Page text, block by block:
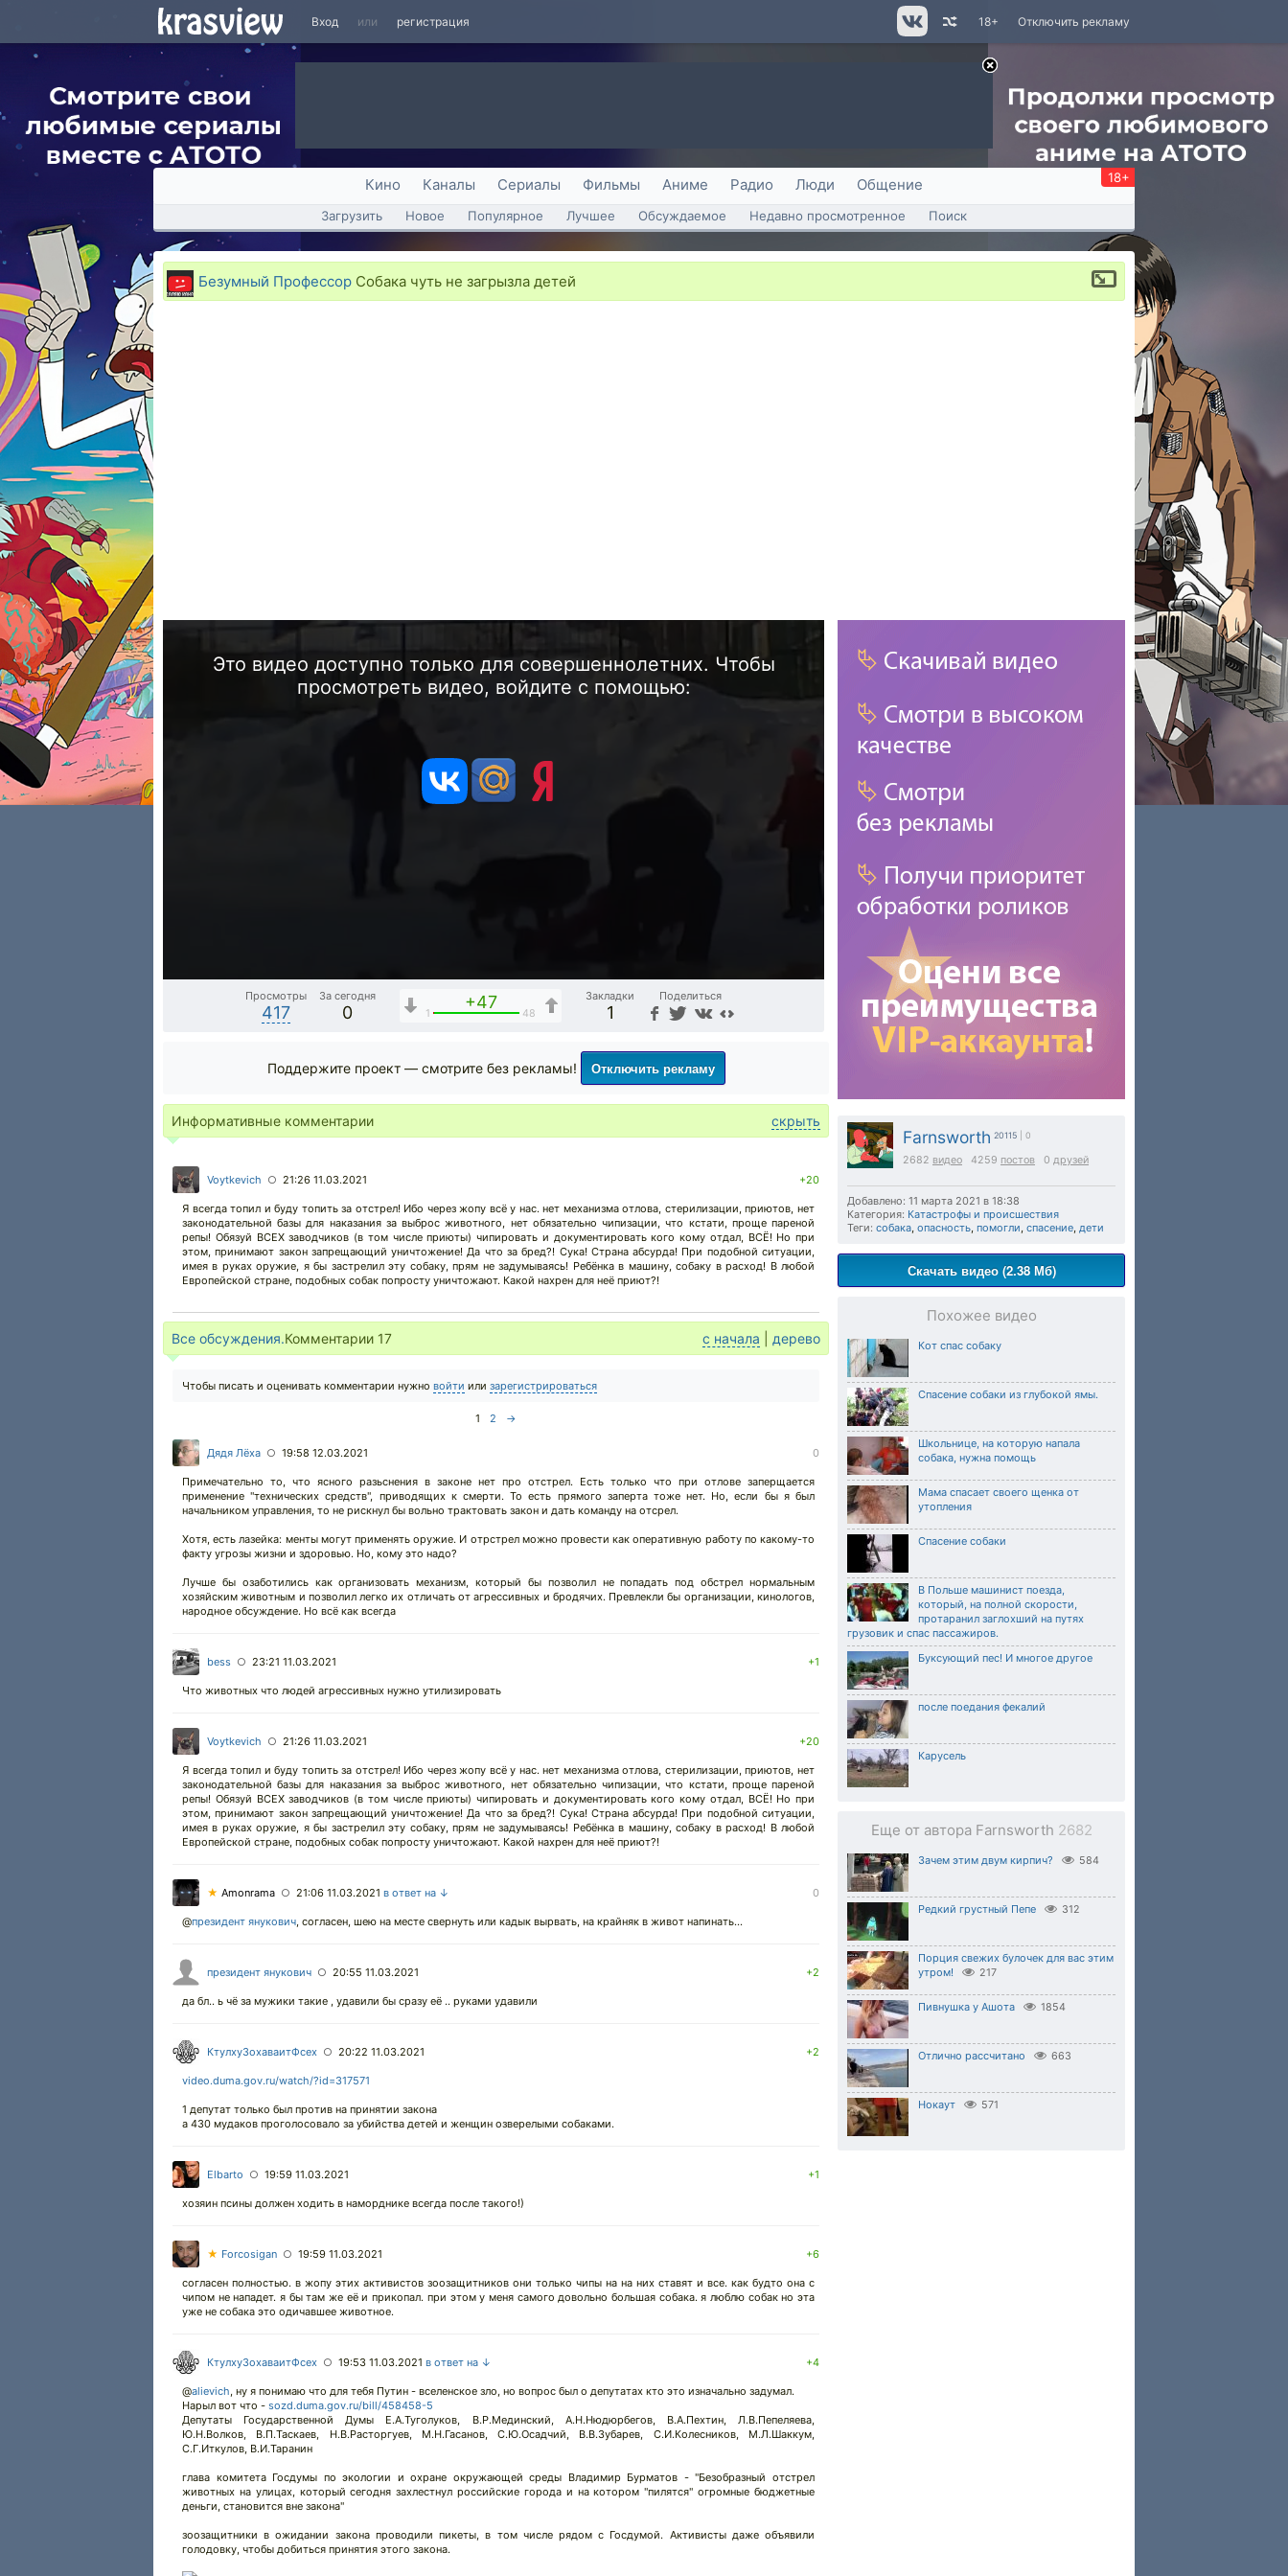
Вход или регистрация Отключить рекламу
18+
Кино Каналы Сериалы Фильмы Аниме Радио Люди Общение 18+
Загрузить Новое Популярное Лучшее Обсуждаемое Недавно просмотренное Поиск
Безумный Профессор Собака чуть не загрызла детей
Это видео доступно только для совершеннолетних. Чтобы
просмотреть видео, войдите с помощью:
Просмотры
417
За сегодня
0
+47
1 48
Закладки
1
Поделиться
Farnsworth 20115 | 0
2682 видео 4259 постов 0 друзей
Добавлено: 11 марта 2021 в 18:38
Категория: Катастрофы и происшествия
Теги: собака, опасность, помогли, спасение, дети
Скачать видео (2.38 Мб)
Похожее видео
Кот спас собаку
Спасение собаки из глубокой ямы.
Школьнице, на которую напала
собака, нужна помощь
Мама спасает своего щенка от
утопления
Спасение собаки
В Польше машинист поезда,
который, на полной скорости,
протаранил заглохший на путях
грузовик и спас пассажиров.
Буксующий пес! И многое другое
после поедания фекалий
Карусель
Еще от автора Farnsworth 2682
Зачем этим двум кирпич? 584
Редкий грустный Пепе 312
Порция свежих булочек для вас этим
утром!
217
Пивнушка у Ашота 1854
Отлично рассчитано 663
Нокаут 571
Поддержите проект — смотрите без рекламы! Отключить рекламу
Информативные комментарии скрыть
Voytkevich ○ 21:26 11.03.2021 +20
Я всегда топил и буду топить за отстрел! Ибо через жопу всё у нас. нет механизма отлова, стерилизации, приютов, нет
законодательной базы для наказания за выброс животного, нет обязательно чипизации, что кстати, проще пареной
репы! Обязуй ВСЕХ заводчиков (в том числе приюты) чипировать и документировать кого кому отдал, ВСЁ! Но при
этом, принимают закон запрещающий уничтожение! Да что за бред?! Сука! Страна абсурда! При подобной ситуации,
имея в руках оружие, я бы застрелил эту собаку, прям не задумываясь! Ребёнка в машину, собаку в расход! В любой
Европейской стране, подобных собак попросту уничтожают. Какой нахрен для неё приют?!
Все обсуждения.Комментарии 17 с начала дерево
Чтобы писать и оценивать комментарии нужно войти или зарегистрироваться
1 2 →
Дядя Лёха ○ 19:58 12.03.2021 0
Примечательно то, что ясного разьснения в законе нет про отстрел. Есть только что при отлове заперщается
применение "технических средств", приводящих к смерти. То есть прямого заперта тоже нет. Но, если бы я был
начальником управления, то не рискнул бы вольно трактовать закон и дать команду на отсрел.
Хотя, есть лазейка: менты могут применять оружие. И отрстрел можно провести как оперативную работу по какому-то
факту угрозы жизни и здоровью. Но, кому это надо?
Лучше бы озаботились как организовать механизм, который бы позволил не попадать под обстрел нормальным
хозяйским животным и позволил легко их отличать от агрессивных и бродячих. Превлекли бы организации, кинологов,
народное обсуждение. Но всё как всегда
bess ○ 23:21 11.03.2021 +1
Что животных что людей агрессивных нужно утилизировать
Voytkevich ○ 21:26 11.03.2021 +20
Я всегда топил и буду топить за отстрел! Ибо через жопу всё у нас. нет механизма отлова, стерилизации, приютов, нет
законодательной базы для наказания за выброс животного, нет обязательно чипизации, что кстати, проще пареной
репы! Обязуй ВСЕХ заводчиков (в том числе приюты) чипировать и документировать кого кому отдал, ВСЁ! Но при
этом, принимают закон запрещающий уничтожение! Да что за бред?! Сука! Страна абсурда! При подобной ситуации,
имея в руках оружие, я бы застрелил эту собаку, прям не задумываясь! Ребёнка в машину, собаку в расход! В любой
Европейской стране, подобных собак попросту уничтожают. Какой нахрен для неё приют?!
★ Amonrama ○ 21:06 11.03.2021 в ответ на ↓ 0
@президент янукович, согласен, шею на месте свернуть или кадык вырвать, на крайняк в живот напинать...
президент янукович ○ 20:55 11.03.2021 +2
да бл.. ь чё за мужики такие , удавили бы сразу её .. руками удавили
КтулхуЗохаваитФсех ○ 20:22 11.03.2021 +2
video.duma.gov.ru/watch/?id=317571
1 депутат только был против на принятии закона
а 430 мудаков проголосовало за убийства детей и женщин озверелыми собаками.
Elbarto ○ 19:59 11.03.2021 +1
хозяин псины должен ходить в наморднике всегда после такого!)
★ Forcosigan ○ 19:59 11.03.2021 +6
согласен полностью. в жопу этих активистов зоозащитников они только чипы на на них ставят и все. как будто она с
чипом не нападет. я бы там же её и прикопал. при этом у меня самого довольно большая собака. я люблю собак но эта
уже не собака это одичавшее животное.
КтулхуЗохаваитФсех ○ 19:53 11.03.2021 в ответ на ↓ +4
@alievich, ну я понимаю что для тебя Путин - вселенское зло, но вопрос был о депутатах кто это изначально задумал.
Нарыл вот что - sozd.duma.gov.ru/bill/458458-5
Депутаты Государственной Думы Е.А.Туголуков, В.Р.Мединский, А.Н.Нюдюрбегов, В.А.Пехтин, Л.В.Пепеляева,
Ю.Н.Волков, В.П.Таскаев, Н.В.Расторгуев, М.Н.Гасанов, С.Ю.Осадчий, В.В.Зубарев, С.И.Колесников, М.Л.Шаккум,
С.Г.Иткулов, В.И.Таранин
глава комитета Госдумы по экологии и охране окружающей среды Владимир Бурматов - "Безобразный отстрел
животных на улицах, который сегодня захлестнул российские города и на котором "пилятся" огромные бюджетные
деньги, становится вне закона"
зоозащитники в ожидании закона проводили пикеты, в том числе рядом с Госдумой. Активисты даже объявили
голодовку, чтобы добиться принятия этого закона.